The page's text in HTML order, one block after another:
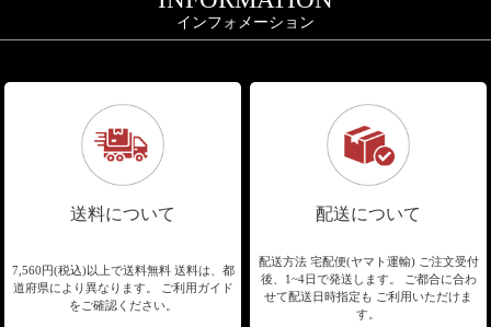
インフォメーション
送料について
7,560円(税込)以上で送料無料送料は、都
道府県により異なります。
ご利用ガイド
をご確認ください。
配送について
配送方法 宅配便(ヤマト運輸) ご注文受付
後、1~4日で発送します。
ご都合に合わ
せて配送日時指定も ご利用いただけま
す。